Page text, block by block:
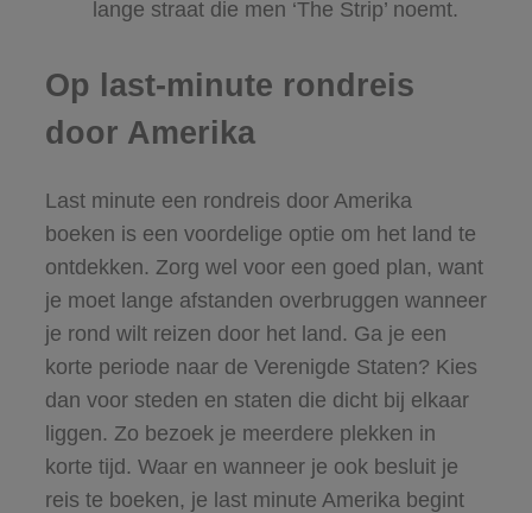
lange straat die men ‘The Strip’ noemt.​
Op last-minute rondreis
door Amerika
Last minute een rondreis door Amerika
boeken is een voordelige optie om het land te
ontdekken. Zorg wel voor een goed plan, want
je moet lange afstanden overbruggen wanneer
je rond wilt reizen door het land. Ga je een
korte periode naar de Verenigde Staten? Kies
dan voor steden en staten die dicht bij elkaar
liggen. Zo bezoek je meerdere plekken in
korte tijd. Waar en wanneer je ook besluit je
reis te boeken, je last minute Amerika begint